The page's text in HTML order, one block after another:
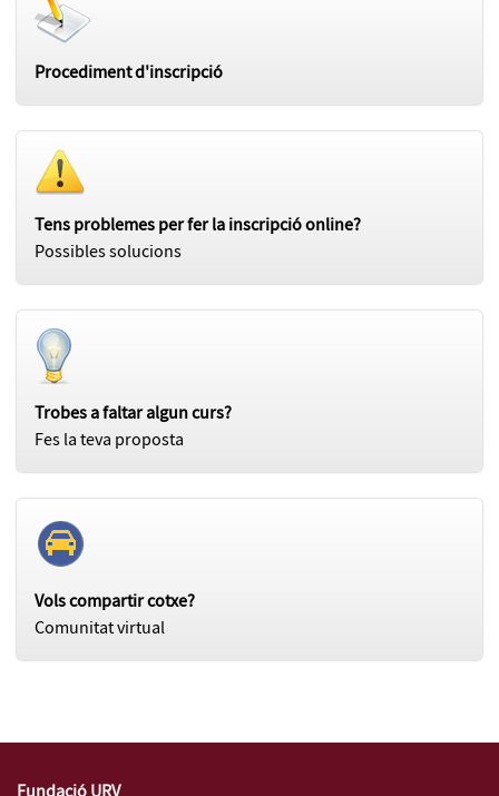
Procediment d'inscripció
Tens problemes per fer la inscripció online?
Possibles solucions
Trobes a faltar algun curs?
Fes la teva proposta
Vols compartir cotxe?
Comunitat virtual